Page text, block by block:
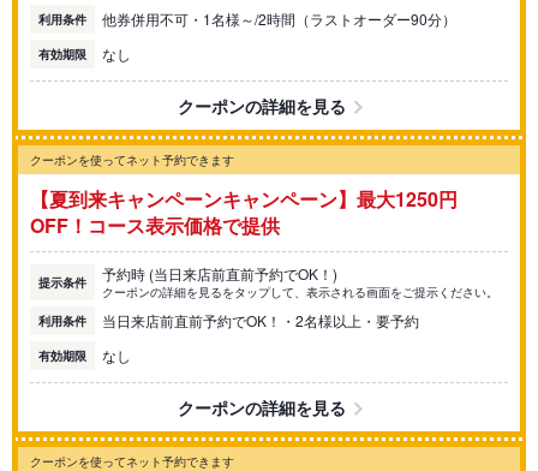
利用条件
他券併用不可・1名様～/2時間（ラストオーダー90分）
有効期限 なし
クーポンの詳細を見る
クーポンを使ってネット予約できます
【夏到来キャンペーンキャンペーン】最大1250円
OFF！コース表示価格で提供
提示条件 予約時 (当日来店前直前予約でOK！)
クーポンの詳細を見るをタップして、表示される画面をご提示ください。
利用条件
当日来店前直前予約でOK！・2名様以上・要予約
有効期限 なし
クーポンの詳細を見る
クーポンを使ってネット予約できます